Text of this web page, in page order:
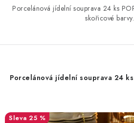
Porcelánová jídelní souprava 24 ks
skořicové barvy.
Porcelánová jídelní souprava 24
25 %